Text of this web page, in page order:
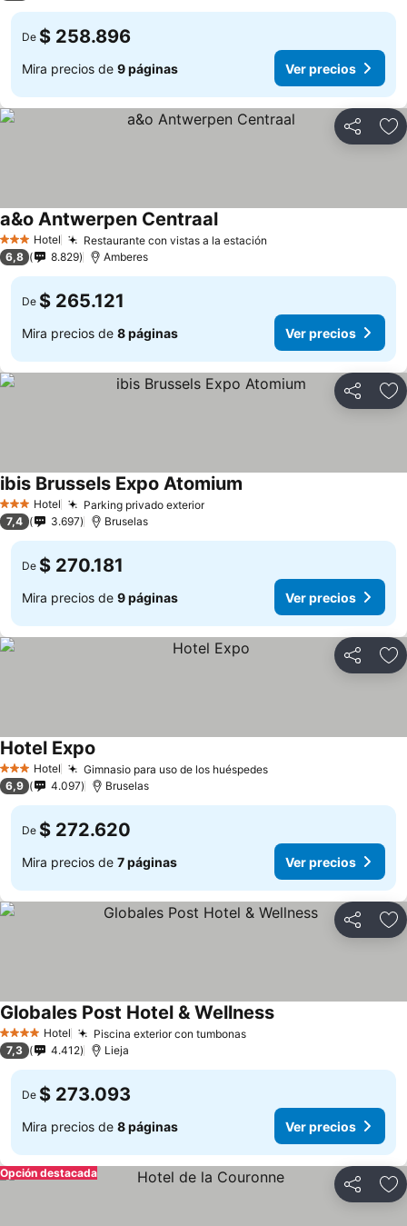
De $ 258.896
Mira precios de 9 páginas Ver precios
Compartir
3 Estrellas
Hotel Restaurante con vistas a la estación
a&o Antwerpen Centraal
6,8 8.829 Amberes
De $ 265.121
Mira precios de 8 páginas Ver precios
Compartir
3 Estrellas
Hotel Parking privado exterior
ibis Brussels Expo Atomium
7,4 3.697 Bruselas
De $ 270.181
Mira precios de 9 páginas Ver precios
Compartir
3 Estrellas
Hotel Gimnasio para uso de los huéspedes
Hotel Expo
6,9 4.097 Bruselas
De $ 272.620
Mira precios de 7 páginas Ver precios
Compartir
4 EstrellasHotel Piscina exterior con tumbonas
Globales Post Hotel & Wellness
7,3 4.412 Lieja
De $ 273.093
Mira precios de 8 páginas Ver precios
Compartir
Opción destacada